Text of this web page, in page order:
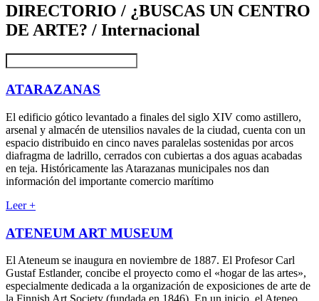
DIRECTORIO / ¿BUSCAS UN CENTRO
DE ARTE? / Internacional
ATARAZANAS
El edificio gótico levantado a finales del siglo XIV como astillero,
arsenal y almacén de utensilios navales de la ciudad, cuenta con un
espacio distribuido en cinco naves paralelas sostenidas por arcos
diafragma de ladrillo, cerrados con cubiertas a dos aguas acabadas
en teja. Históricamente las Atarazanas municipales nos dan
información del importante comercio marítimo
Leer +
ATENEUM ART MUSEUM
El Ateneum se inaugura en noviembre de 1887. El Profesor Carl
Gustaf Estlander, concibe el proyecto como el «hogar de las artes»,
especialmente dedicada a la organización de exposiciones de arte de